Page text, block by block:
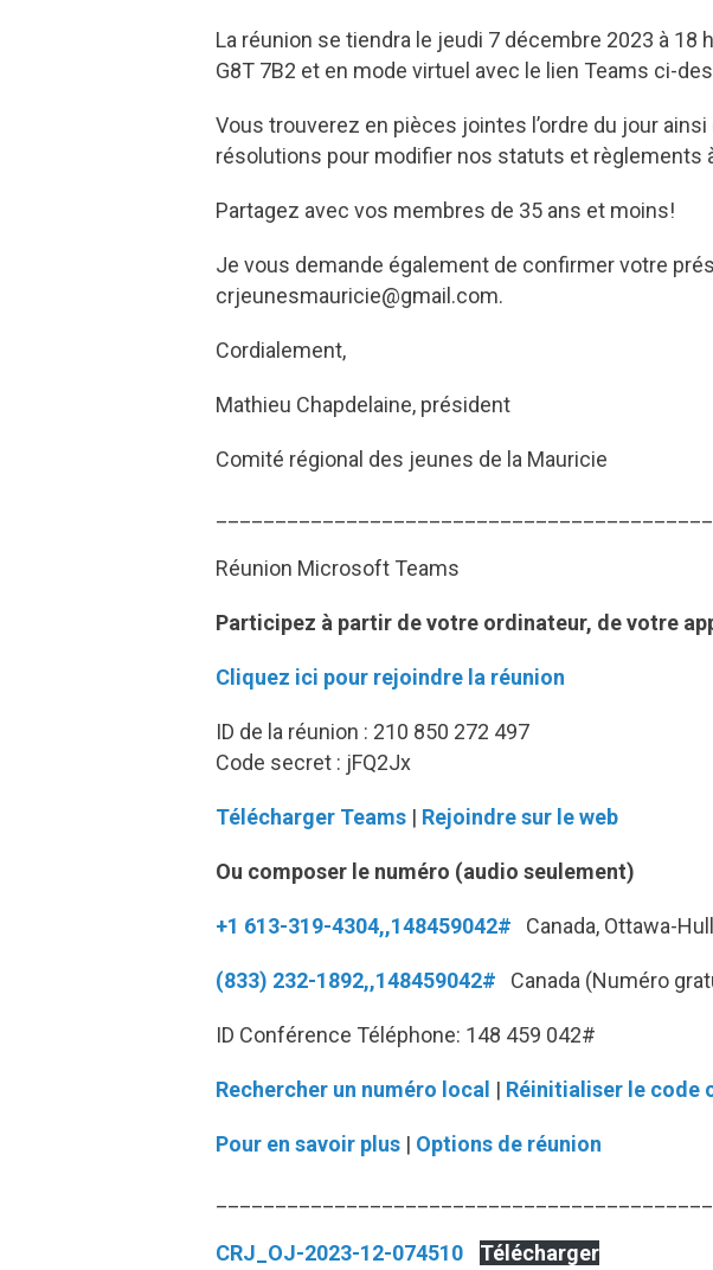
La réunion se tiendra le jeudi 7 décembre 2023 à 18
G8T 7B2 et en mode virtuel avec le lien Teams ci-
Vous trouverez en pièces jointes l’ordre du jour
résolutions pour modifier nos statuts et règlements
Partagez avec vos membres de 35 ans et moins!
Je vous demande également de confirmer votre
crjeunesmauricie@gmail.com.
Cordialement,
Mathieu Chapdelaine, président
Comité régional des jeunes de la Mauricie
Réunion Microsoft Teams
Participez à partir de votre ordinateur, de votre
Cliquez ici pour rejoindre la réunion
ID de la réunion : 210 850 272 497
Code secret : jFQ2Jx
Télécharger Teams | Rejoindre sur le web
Ou composer le numéro (audio seulement)
+1 613-319-4304,,148459042# Canada, Ottawa-Hull
(833) 232-1892,,148459042# Canada (Numéro
ID Conférence Téléphone: 148 459 042#
Rechercher un numéro local | Réinitialiser le code
Pour en savoir plus | Options de réunion
CRJ_OJ-2023-12-074510
Télécharger